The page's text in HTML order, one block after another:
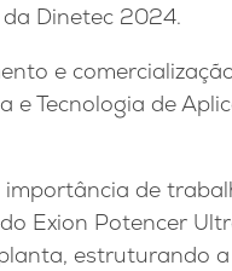
Dinetec 2024.
e
e Tecnologia de
de
Exion Potencer
estruturando